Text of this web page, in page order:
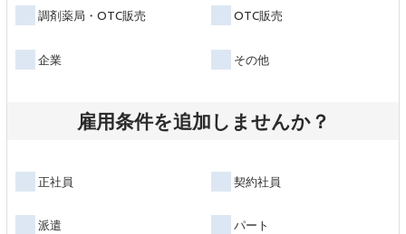
調剤薬局・OTC販売 OTC販売
企業 その他
雇用条件を追加しませんか？
正社員 契約社員
派遣 パート